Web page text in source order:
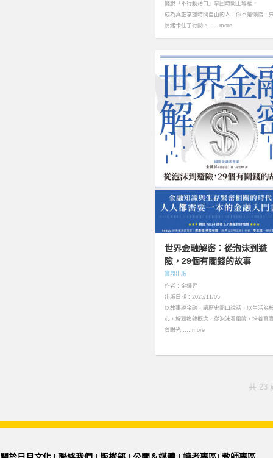
擺脫「不行動藉口」拿回時間主導權，
成為真正掌握時間自由的人！你不是懶惰，
情緒卡住了行動。……more
世界金融解密：從泡沫到避
險，29個有關錢的故事
寶鼎出版
作者：金鍾昇
出版日期：2025/11/05
以故事說金融，讓歷史開口說話，以生活為
心，解釋複雜概念，從泡沫看風險，培養真
資眼光……more
共 23